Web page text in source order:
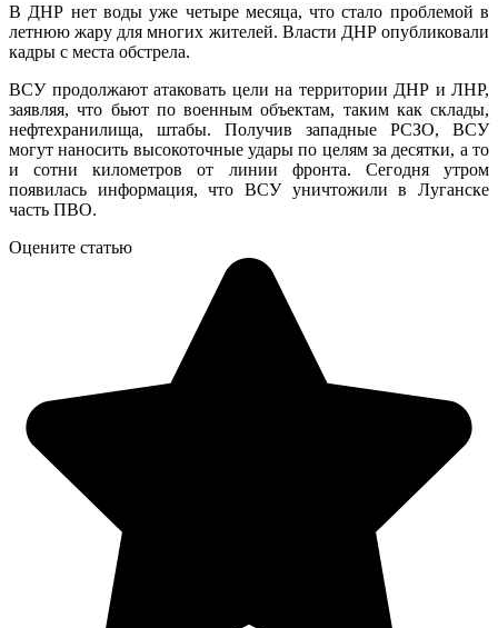
В ДНР нет воды уже четыре месяца, что стало проблемой в
летнюю жару для многих жителей. Власти ДНР опубликовали
кадры с места обстрела.
ВСУ продолжают атаковать цели на территории ДНР и ЛНР,
заявляя, что бьют по военным объектам, таким как склады,
нефтехранилища, штабы. Получив западные РСЗО, ВСУ
могут наносить высокоточные удары по целям за десятки, а то
и сотни километров от линии фронта. Сегодня утром
появилась информация, что ВСУ уничтожили в Луганске
часть ПВО.
Оцените статью